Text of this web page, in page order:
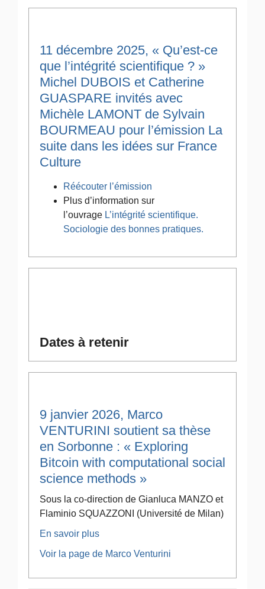
11 décembre 2025, « Qu’est-ce
que l’intégrité scientifique ? »
Michel DUBOIS et Catherine
GUASPARE invités avec
Michèle LAMONT de Sylvain
BOURMEAU pour l’émission La
suite dans les idées sur France
Culture
Réécouter l’émission
Plus d’information sur
l’ouvrage L’intégrité scientifique.
Sociologie des bonnes pratiques.
Dates à retenir
9 janvier 2026, Marco
VENTURINI soutient sa thèse
en Sorbonne : « Exploring
Bitcoin with computational social
science methods »
Sous la co-direction de Gianluca MANZO et
Flaminio SQUAZZONI (Université de Milan)
En savoir plus
Voir la page de Marco Venturini